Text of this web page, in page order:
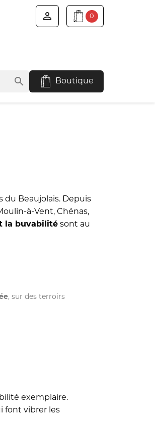
 0
search Boutique
du Beaujolais. Depuis
à-Vent, Chénas,
la buvabilité sont au
, sur des terroirs
exemplaire.
font vibrer les